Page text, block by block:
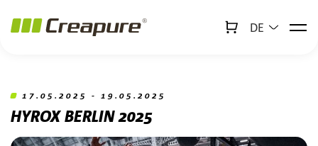
DE
17.05.2025 - 19.05.2025
HYROX BERLIN 2025